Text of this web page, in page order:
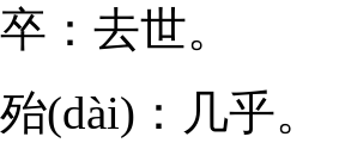
去世。
：几乎。